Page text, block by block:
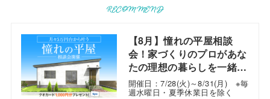
RECOMMEND
【8月】憧れの平屋相談
会！家づくりのプロがあな
たの理想の暮らしを一緒に
考えます！
開催日：7/28(火)～8/31(月) ※毎
週水曜日・夏季休業日を除く